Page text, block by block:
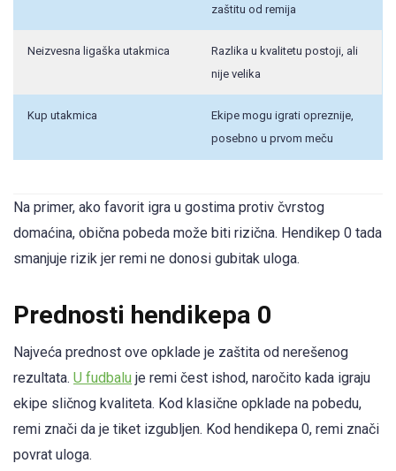
zaštitu od remija
Neizvesna ligaška utakmica
Razlika u kvalitetu postoji, ali
nije velika
Kup utakmica
Ekipe mogu igrati opreznije,
posebno u prvom meču
Na primer, ako favorit igra u gostima protiv čvrstog
domaćina, obična pobeda može biti rizična. Hendikep 0 tada
smanjuje rizik jer remi ne donosi gubitak uloga.
Prednosti hendikepa 0
Najveća prednost ove opklade je zaštita od nerešenog
rezultata. U fudbalu je remi čest ishod, naročito kada igraju
ekipe sličnog kvaliteta. Kod klasične opklade na pobedu,
remi znači da je tiket izgubljen. Kod hendikepa 0, remi znači
povrat uloga.